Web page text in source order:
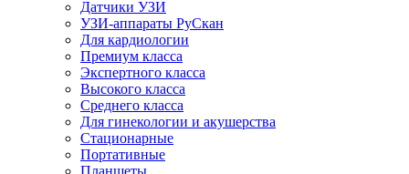
Датчики УЗИ
УЗИ-аппараты РуСкан
Для кардиологии
Премиум класса
Экспертного класса
Высокого класса
Среднего класса
Для гинекологии и акушерства
Стационарные
Портативные
Планшеты